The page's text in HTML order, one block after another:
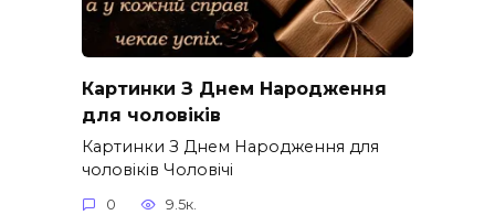
Картинки З Днем Народження
для чоловіків​
Картинки З Днем Народження для
чоловіків​ Чоловічі
0 9.5к.